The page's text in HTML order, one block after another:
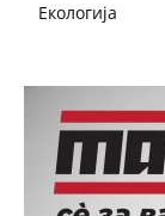
Екологија